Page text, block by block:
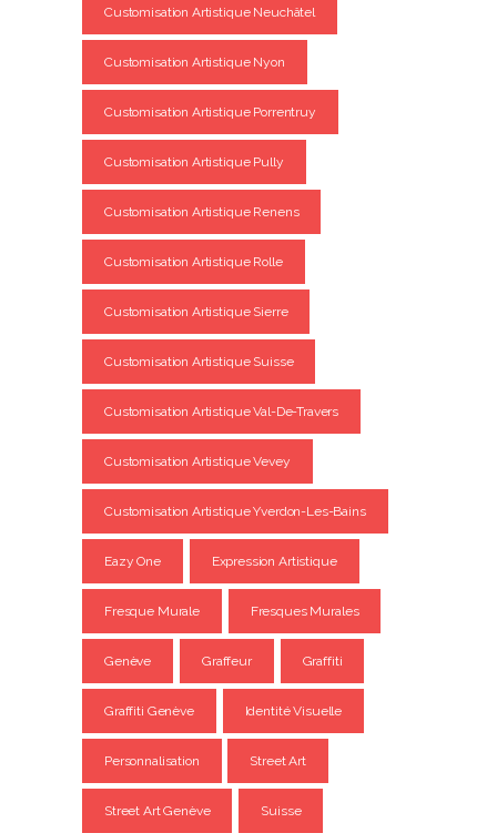
Customisation Artistique Neuchâtel
Customisation Artistique Nyon
Customisation Artistique Porrentruy
Customisation Artistique Pully
Customisation Artistique Renens
Customisation Artistique Rolle
Customisation Artistique Sierre
Customisation Artistique Suisse
Customisation Artistique Val-De-Travers
Customisation Artistique Vevey
Customisation Artistique Yverdon-Les-Bains
Eazy One Expression Artistique
Fresque Murale Fresques Murales
Genève Graffeur Graffiti
Graffiti Genève Identité Visuelle
Personnalisation Street Art
Street Art Genève Suisse